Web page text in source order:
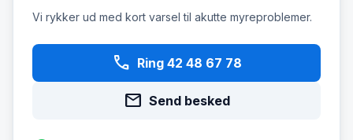
Vi rykker ud med kort varsel til akutte myreproblemer.
phone Ring 42 48 67 78
mail Send besked